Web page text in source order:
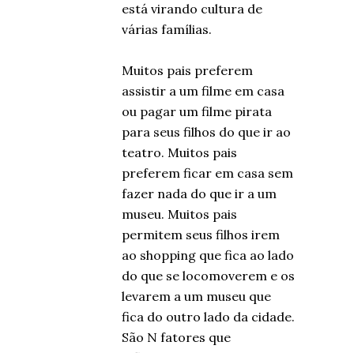
está virando cultura de
várias famílias.
Muitos pais preferem
assistir a um filme em casa
ou pagar um filme pirata
para seus filhos do que ir ao
teatro. Muitos pais
preferem ficar em casa sem
fazer nada do que ir a um
museu. Muitos pais
permitem seus filhos irem
ao shopping que fica ao lado
do que se locomoverem e os
levarem a um museu que
fica do outro lado da cidade.
São N fatores que